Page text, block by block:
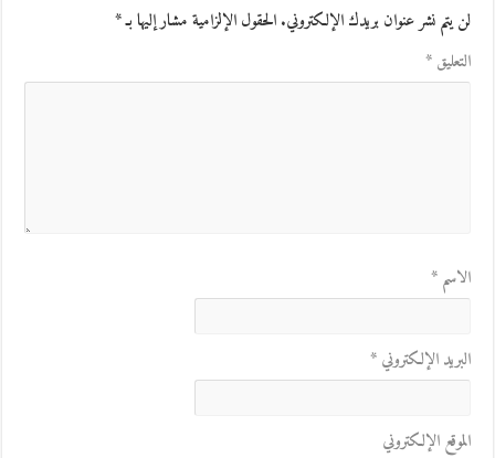
لن يتم نشر عنوان بريدك الإلكتروني.الحقول الإلزامية مشار إليها بـ*
التعليق*
الاسم*
البريد الإلكتروني*
الموقع الإلكتروني